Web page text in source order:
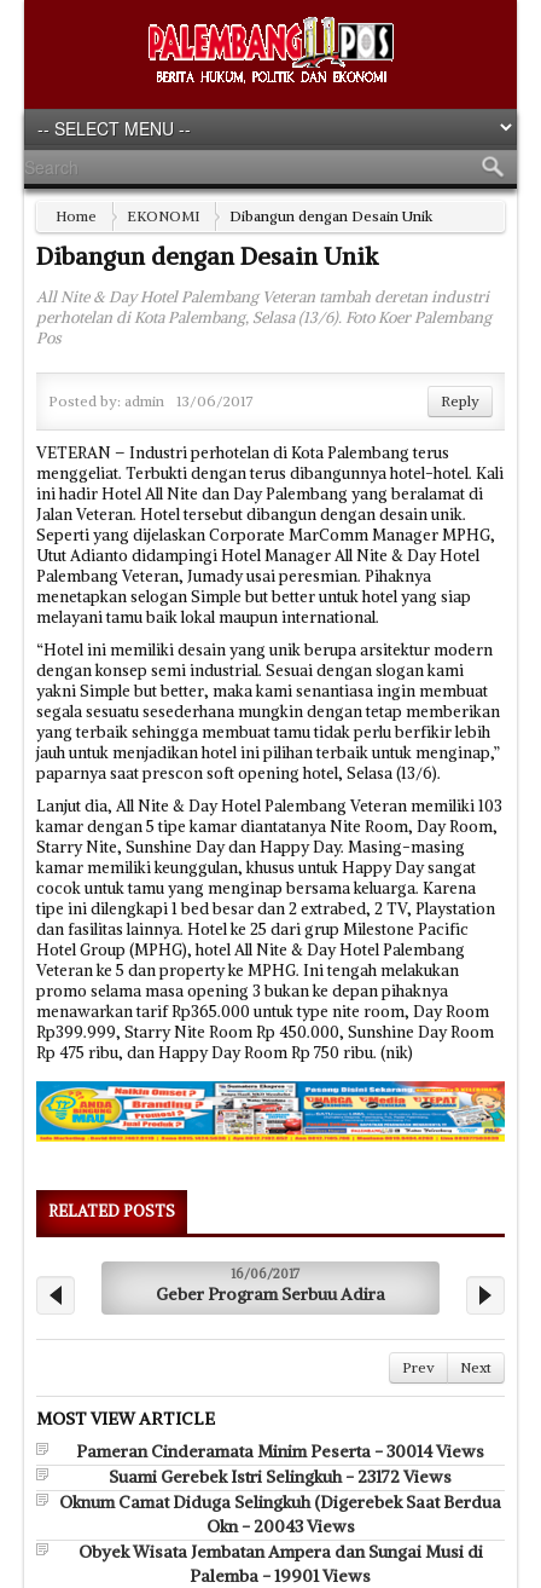
Home EKONOMI Dibangun dengan Desain Unik
Dibangun dengan Desain Unik
All Nite & Day Hotel Palembang Veteran tambah deretan industri
perhotelan di Kota Palembang, Selasa (13/6). Foto Koer Palembang
Pos
Posted by: admin 13/06/2017 Reply
VETERAN – Industri perhotelan di Kota Palembang terus
menggeliat. Terbukti dengan terus dibangunnya hotel-hotel. Kali
ini hadir Hotel All Nite dan Day Palembang yang beralamat di
Jalan Veteran. Hotel tersebut dibangun dengan desain unik.
Seperti yang dijelaskan Corporate MarComm Manager MPHG,
Utut Adianto didampingi Hotel Manager All Nite & Day Hotel
Palembang Veteran, Jumady usai peresmian. Pihaknya
menetapkan selogan Simple but better untuk hotel yang siap
melayani tamu baik lokal maupun international.
“Hotel ini memiliki desain yang unik berupa arsitektur modern
dengan konsep semi industrial. Sesuai dengan slogan kami
yakni Simple but better, maka kami senantiasa ingin membuat
segala sesuatu sesederhana mungkin dengan tetap memberikan
yang terbaik sehingga membuat tamu tidak perlu berfikir lebih
jauh untuk menjadikan hotel ini pilihan terbaik untuk menginap,”
paparnya saat prescon soft opening hotel, Selasa (13/6).
Lanjut dia, All Nite & Day Hotel Palembang Veteran memiliki 103
kamar dengan 5 tipe kamar diantatanya Nite Room, Day Room,
Starry Nite, Sunshine Day dan Happy Day. Masing-masing
kamar memiliki keunggulan, khusus untuk Happy Day sangat
cocok untuk tamu yang menginap bersama keluarga. Karena
tipe ini dilengkapi 1 bed besar dan 2 extrabed, 2 TV, Playstation
dan fasilitas lainnya. Hotel ke 25 dari grup Milestone Pacific
Hotel Group (MPHG), hotel All Nite & Day Hotel Palembang
Veteran ke 5 dan property ke MPHG. Ini tengah melakukan
promo selama masa opening 3 bukan ke depan pihaknya
menawarkan tarif Rp365.000 untuk type nite room, Day Room
Rp399.999, Starry Nite Room Rp 450.000, Sunshine Day Room
Rp 475 ribu, dan Happy Day Room Rp 750 ribu. (nik)
RELATED POSTS
16/06/2017
Geber Program Serbuu Adira
Prev Next
MOST VIEW ARTICLE
Pameran Cinderamata Minim Peserta - 30014 Views
Suami Gerebek Istri Selingkuh - 23172 Views
Oknum Camat Diduga Selingkuh (Digerebek Saat Berdua
Okn - 20043 Views
Obyek Wisata Jembatan Ampera dan Sungai Musi di
Palemba - 19901 Views